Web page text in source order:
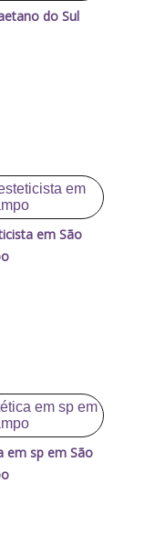
do Sul
em São
em sp em São